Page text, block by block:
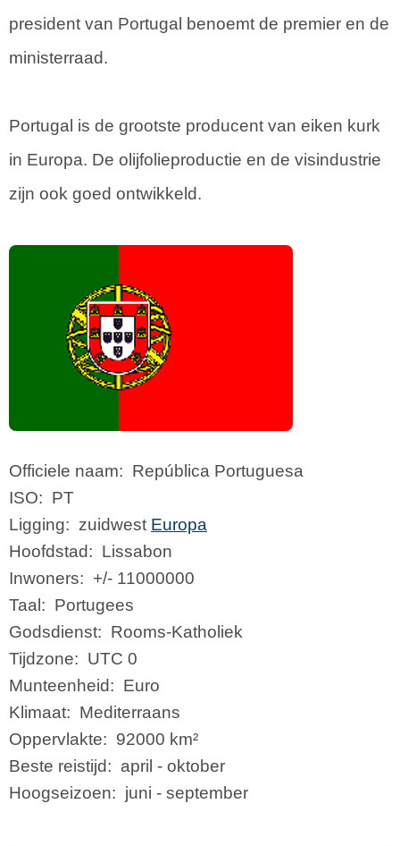
president van Portugal benoemt de premier en de
ministerraad.
Portugal is de grootste producent van eiken kurk
in Europa. De olijfolieproductie en de visindustrie
zijn ook goed ontwikkeld.
Officiele naam: República Portuguesa
ISO: PT
Ligging: zuidwest Europa
Hoofdstad: Lissabon
Inwoners: +/- 11000000
Taal: Portugees
Godsdienst: Rooms-Katholiek
Tijdzone: UTC 0
Munteenheid: Euro
Klimaat: Mediterraans
Oppervlakte: 92000 km²
Beste reistijd: april - oktober
Hoogseizoen: juni - september